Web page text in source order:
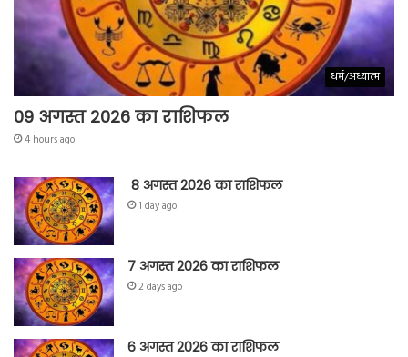
धर्म/अध्यात्म
09 अगस्त 2026 का राशिफल
4 hours ago
8 अगस्त 2026 का राशिफल
1 day ago
7 अगस्त 2026 का राशिफल
2 days ago
6 अगस्त 2026 का राशिफल